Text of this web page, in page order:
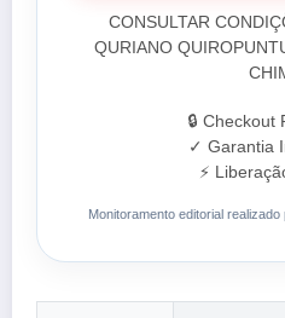
CONSULTAR
QURIANO
🔒 Checkout
✓ Garantia
⚡
Monitoramento editorial